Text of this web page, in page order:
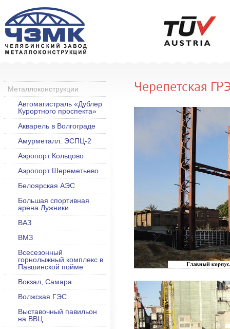
Металлоконструкции
Автомагистраль «Дублер
Курортного проспекта»
Акварель в Волгограде
Амурметалл. ЭСПЦ-2
Аэропорт Кольцово
Аэропорт Шереметьево
Белоярская АЭС
Большая спортивная
арена Лужники
ВАЗ
ВМЗ
Всесезонный
горнолыжный комплекс в
Павшинской пойме
Вокзал, Самара
Волжская ГЭС
Выставочный павильон
на ВВЦ
Черепетская